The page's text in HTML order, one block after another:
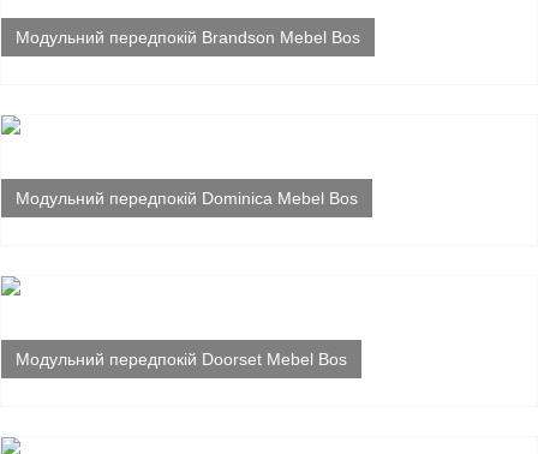
Модульний передпокій Brandson Mebel Bos
Модульний передпокій Dominica Mebel Bos
Модульний передпокій Doorset Mebel Bos